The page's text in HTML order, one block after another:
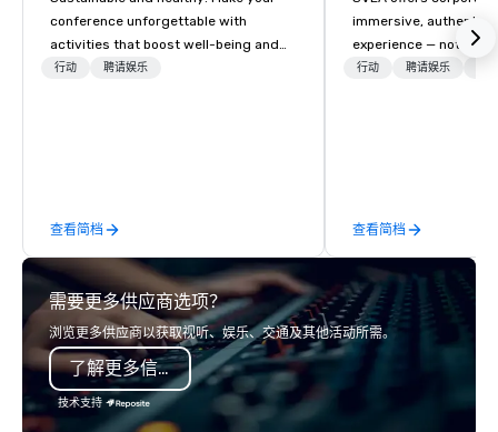
conference unforgettable with
activities that boost well-being and
lower carbon footprints. Explore the
行动 聘请娱乐
查看简档
immersive, authentic
experience — not a
transformation. We
offsites. Whether
think like a Silicon
explore the mindsets
world's fastest-
or walk away with a
innovation playbook,
行动 聘请娱乐
查看简档
需要更多供应商选项？
浏览更多供应商以获取视听、娱乐、交通及其他活动所需。
了解更多信息
技术支持